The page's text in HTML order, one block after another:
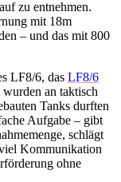
zu entnehmen.
mit 18m
– und das mit 800
LF8/6, das LF8/6
an taktisch
Tanks durften
Aufgabe – gibt
schlägt
Kommunikation
ohne